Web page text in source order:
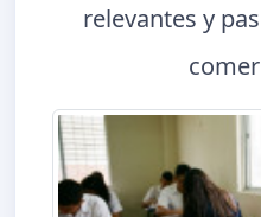
relevantes y